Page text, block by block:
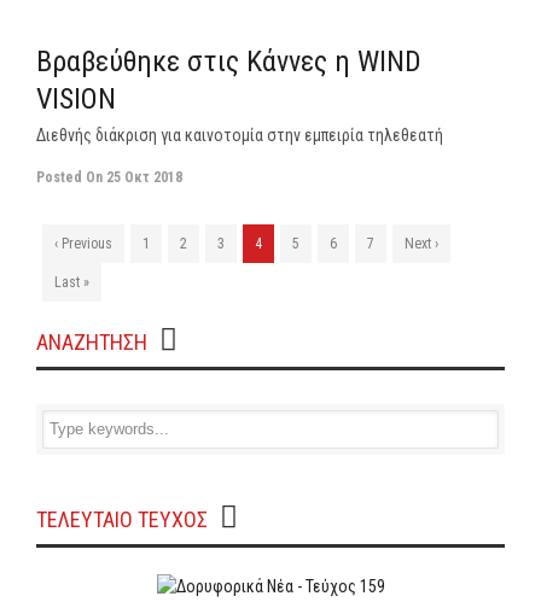
Βραβεύθηκε στις Κάννες η WIND
VISION
Διεθνής διάκριση για καινοτομία στην εμπειρία τηλεθεατή
Posted On 25 Οκτ 2018
‹ Previous 1 2 3 4 5 6 7 Next ›
Last »
ΑΝΑΖΗΤΗΣΗ
ΤΕΛΕΥΤΑΙΟ ΤΕΥΧΟΣ